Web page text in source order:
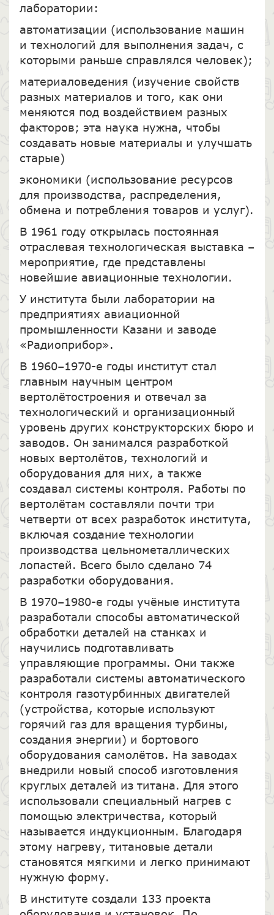
лаборатории:
автоматизации (использование машин
и технологий для выполнения задач, с
которыми раньше справлялся человек);
материаловедения (изучение свойств
разных материалов и того, как они
меняются под воздействием разных
факторов; эта наука нужна, чтобы
создавать новые материалы и улучшать
старые)
экономики (использование ресурсов
для производства, распределения,
обмена и потребления товаров и услуг).
В 1961 году открылась постоянная
отраслевая технологическая выставка –
мероприятие, где представлены
новейшие авиационные технологии.
У института были лаборатории на
предприятиях авиационной
промышленности Казани и заводе
«Радиоприбор».
В 1960–1970-е годы институт стал
главным научным центром
вертолётостроения и отвечал за
технологический и организационный
уровень других конструкторских бюро и
заводов. Он занимался разработкой
новых вертолётов, технологий и
оборудования для них, а также
создавал системы контроля. Работы по
вертолётам составляли почти три
четверти от всех разработок института,
включая создание технологии
производства цельнометаллических
лопастей. Всего было сделано 74
разработки оборудования.
В 1970–1980-е годы учёные института
разработали способы автоматической
обработки деталей на станках и
научились подготавливать
управляющие программы. Они также
разработали системы автоматического
контроля газотурбинных двигателей
(устройства, которые используют
горячий газ для вращения турбины,
создания энергии) и бортового
оборудования самолётов. На заводах
внедрили новый способ изготовления
круглых деталей из титана. Для этого
использовали специальный нагрев с
помощью электричества, который
называется индукционным. Благодаря
этому нагреву, титановые детали
становятся мягкими и легко принимают
нужную форму.
В институте создали 133 проекта